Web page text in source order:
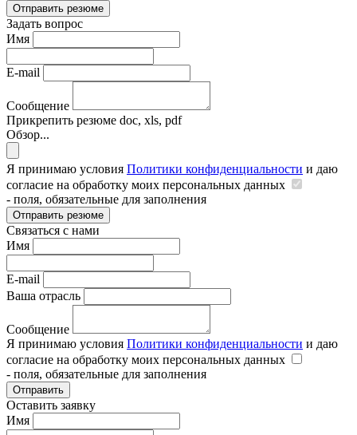
Отправить резюме
Задать вопрос
Имя
E-mail
Сообщение
Прикрепить резюме doc, xls, pdf
Обзор...
Я принимаю условия Политики конфиденциальности и даю
согласие на обработку моих персональных данных
- поля, обязательные для заполнения
Отправить резюме
Связаться с нами
Имя
E-mail
Ваша отрасль
Сообщение
Я принимаю условия Политики конфиденциальности и даю
согласие на обработку моих персональных данных
- поля, обязательные для заполнения
Отправить
Оставить заявку
Имя